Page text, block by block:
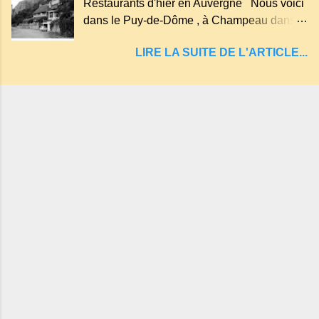
entraînant vers les entrailles de la terre, les
malheureux qui s'approchaient trop de
Restaurants d'hier en Auvergne Nous voici
dans le Puy-de-Dôme , à Champeau dans
Servant . L'Hôtel-Restaurant Vindrié était
son jambon de pays et son poulet cocotte,
LIRE LA SUITE DE L'ARTICLE...